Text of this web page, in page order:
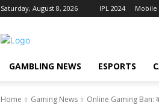
Saturday, August 8, 2026 IPL 2024 Mobile
GAMBLING NEWS ESPORTS
Home Gaming News Online Gaming Ban: